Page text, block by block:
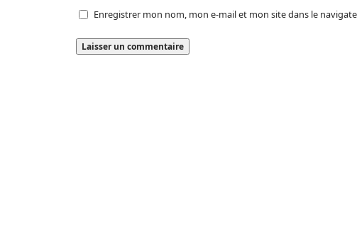
Enregistrer mon nom, mon e-mail et mon site dans le